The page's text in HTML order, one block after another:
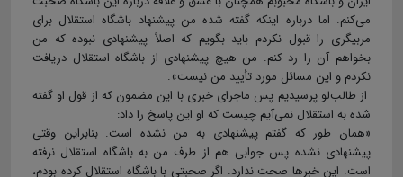
می‌کنم. اما درباره اینکه گفته شده من پیشنهاد باشگاه استقلال برای
مربیگری را قبول نکردم باید بگویم که اصلاً پیشنهادی نبوده که من
بخواهم آن را رد کنم. من هیچ پیشنهادی از باشگاه استقلال دریافت
نکردم و این مسائل مورد تأیید من نیست».
از طالب‌لو پرسیدیم پس ماجرای خبری با این مضمون که از قول او گفته
شده به استقلال نمی‌آیم چیست که او این پاسخ را داد:
«همان طور که گفتم پیشنهادی به من نشده است. بنابراین وقتی
پیشنهادی نشده پس جوابی هم از طرف من به باشگاه استقلال نرفته
است. این خبرها صحت ندارد. اگر صحبتی با باشگاه استقلال کرده بودم،